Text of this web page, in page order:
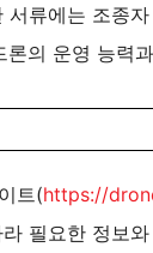
서류에는 조종
론의 운영 능력
트(https://
필요한 정보